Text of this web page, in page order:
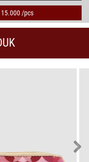
15.000 /pcs